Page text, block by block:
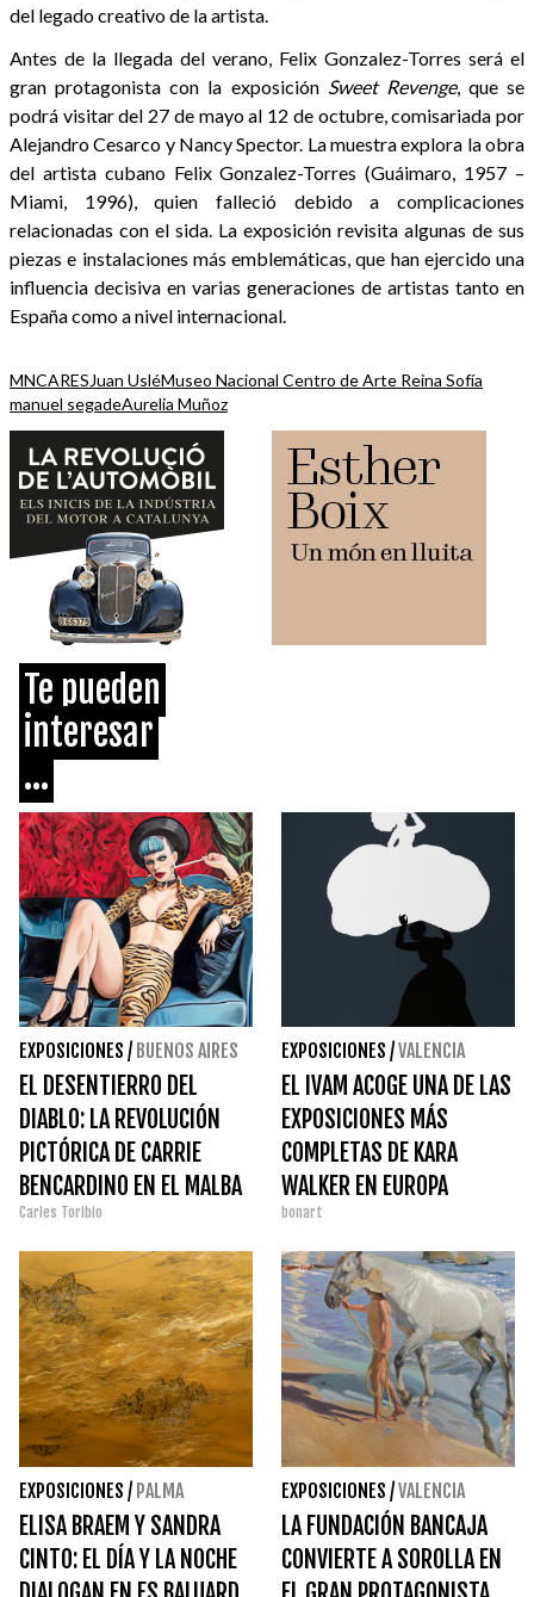
del legado creativo de la artista.
Antes de la llegada del verano, Felix Gonzalez-Torres será el
gran protagonista con la exposición Sweet Revenge, que se
podrá visitar del 27 de mayo al 12 de octubre, comisariada por
Alejandro Cesarco y Nancy Spector. La muestra explora la obra
del artista cubano Felix Gonzalez-Torres (Guáimaro, 1957 –
Miami, 1996), quien falleció debido a complicaciones
relacionadas con el sida. La exposición revisita algunas de sus
piezas e instalaciones más emblemáticas, que han ejercido una
influencia decisiva en varias generaciones de artistas tanto en
España como a nivel internacional.
MNCARESJuan UsléMuseo Nacional Centro de Arte Reina Sofía
manuel segadeAurelia Muñoz
Te pueden
interesar
...
EXPOSICIONES / BUENOS AIRES
EL DESENTIERRO DEL
DIABLO: LA REVOLUCIÓN
PICTÓRICA DE CARRIE
BENCARDINO EN EL MALBA
Carles Toribio
EXPOSICIONES /VALENCIA
EL IVAM ACOGE UNA DE LAS
EXPOSICIONES MÁS
COMPLETAS DE KARA
WALKER EN EUROPA
bonart
EXPOSICIONES / PALMA
ELISA BRAEM Y SANDRA
CINTO: EL DÍA Y LA NOCHE
EXPOSICIONES /VALENCIA
LA FUNDACIÓN BANCAJA
CONVIERTE A SOROLLA EN